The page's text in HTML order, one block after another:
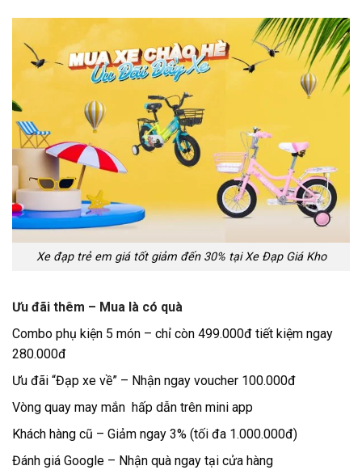
Xe đạp trẻ em giá tốt giảm đến 30% tại Xe Đạp Giá Kho
Ưu đãi thêm – Mua là có quà
Combo phụ kiện 5 món – chỉ còn 499.000đ tiết kiệm ngay
280.000đ
Ưu đãi “Đạp xe về” – Nhận ngay voucher 100.000đ
Vòng quay may mắn hấp dẫn trên mini app
Khách hàng cũ – Giảm ngay 3% (tối đa 1.000.000đ)
Đánh giá Google – Nhận quà ngay tại cửa hàng